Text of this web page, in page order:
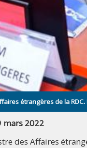
étrangères de la RDC.
mars 2022
des Affaires